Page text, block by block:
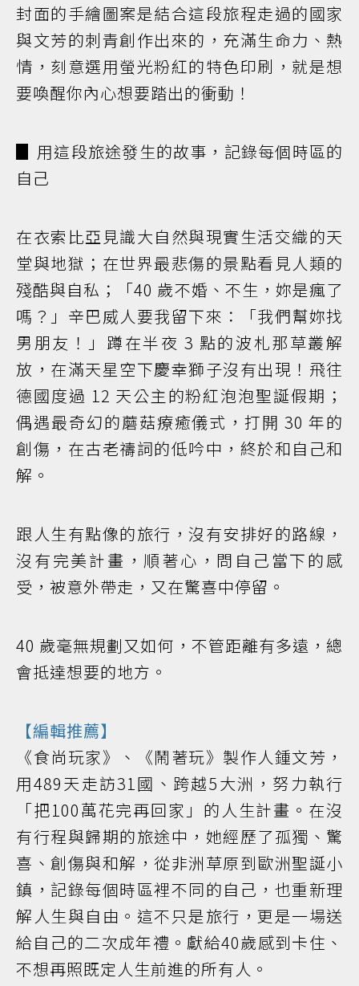
封面的手繪圖案是結合這段旅程走過的國家
與文芳的刺青創作出來的，充滿生命力、熱
情，刻意選用螢光粉紅的特色印刷，就是想
要喚醒你內心想要踏出的衝動！
▊ 用這段旅途發生的故事，記錄每個時區的
自己
在衣索比亞見識大自然與現實生活交織的天
堂與地獄；在世界最悲傷的景點看見人類的
殘酷與自私；「40 歲不婚、不生，妳是瘋了
嗎？」辛巴威人要我留下來：「我們幫妳找
男朋友！」蹲在半夜 3 點的波札那草叢解
放，在滿天星空下慶幸獅子沒有出現！飛往
德國度過 12 天公主的粉紅泡泡聖誕假期；
偶遇最奇幻的蘑菇療癒儀式，打開 30 年的
創傷，在古老禱詞的低吟中，終於和自己和
解。
跟人生有點像的旅行，沒有安排好的路線，
沒有完美計畫，順著心，問自己當下的感
受，被意外帶走，又在驚喜中停留。
40 歲毫無規劃又如何，不管距離有多遠，總
會抵達想要的地方。
【編輯推薦】
《食尚玩家》、《鬧著玩》製作人鍾文芳，
用489天走訪31國、跨越5大洲，努力執行
「把100萬花完再回家」的人生計畫。在沒
有行程與歸期的旅途中，她經歷了孤獨、驚
喜、創傷與和解，從非洲草原到歐洲聖誕小
鎮，記錄每個時區裡不同的自己，也重新理
解人生與自由。這不只是旅行，更是一場送
給自己的二次成年禮。獻給40歲感到卡住、
不想再照既定人生前進的所有人。